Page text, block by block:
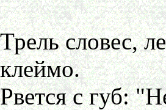
Трель словес,
клеймо.
Рвется с губ: